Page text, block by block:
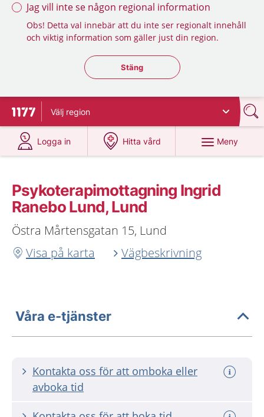
Jag vill inte se någon regional information
Obs! Detta val innebär att du inte ser regionalt innehåll
och viktig information som gäller just din region.
Stäng regionsväljaren
Stäng
Till startsidan för 1177
Välj region
Logga in
på 1177.se
Hitta vård
på 1177.se
Meny
Psykoterapimottagning Ingrid
Ranebo Lund, Lund
Östra Mårtensgatan 15, Lund
Visa på karta
Vägbeskrivning
Våra e-tjänster
Kontakta oss för att omboka eller
avboka tid